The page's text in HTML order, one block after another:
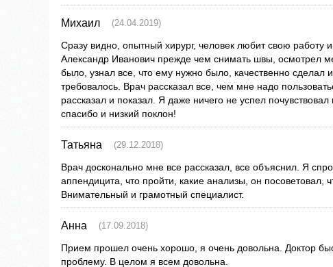
Михаил (24.04.2019)
Сразу видно, опытный хирург, человек любит свою работу и
Александр Иванович прежде чем снимать швы, осмотрел
было, узнал все, что ему нужно было, качественно сделал
требовалось. Врач рассказал все, чем мне надо
рассказал и показал. Я даже ничего не успел
спасибо и низкий поклон!
Татьяна (29.12.2018)
Врач досконально мне все рассказал, все объяснил. Я
аппендицита, что пройти, какие анализы, он посоветовал,
Внимательный и грамотный специалист.
Анна (17.09.2018)
Прием прошел очень хорошо, я очень довольна. Доктор
проблему. В целом я всем довольна.